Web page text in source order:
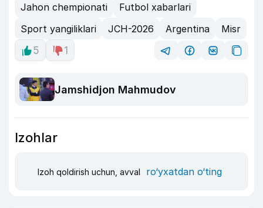
Jahon chempionati
Futbol xabarlari
Sport yangiliklari
JCH-2026 Argentina
Misr
5
1
Jamshidjon Mahmudov
Izohlar
Izoh qoldirish uchun, avval ro‘yxatdan o‘ting